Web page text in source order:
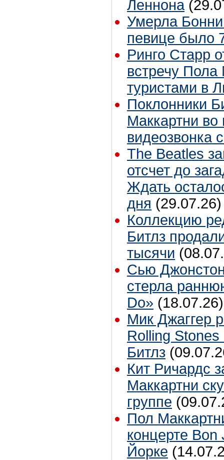
Леннона
Умерла
певице было
Ринго Старр
встречу Пола
туристами в
Поклонники
Маккартни во
видеозвонка
The Beatles
отсчет до
Ждать
дня (29.07.26)
Коллекцию
Битлз
тысячи
Сью
стерла
Do» (18.07.26)
Мик Джаггер
Rolling Stones
Битлз
Кит Ричардс
Маккартни
группе
Пол
концерте
Йорке